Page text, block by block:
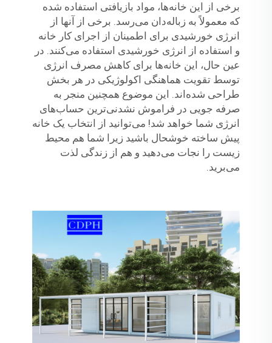
برخی از این خانه‌ها، مواد بازیافتی استفاده شده
که معمولاً به زباله‌دان می‌رسد. برخی از آنها از
انرژی خورشیدی برای اطمینان از اجرای کار خانه
و استفاده از انرژی خورشیدی استفاده می‌کنند. در
عین حال، این خانه‌ها برای کاهش مصرف انرژی
توسط تقویت هماهنگی اکولوژیکی در هر بخش
طراحی شده‌اند. این موضوع همچنین منجر به
صرفه جویی در فراموش نشدنی‌ترین حساب‌های
انرژی شما خواهد شد! می‌توانید از انتخاب یک خانه
پیش ساخته خوشحال باشید زیرا شما هم محیط
زیست را نجات می‌دهید و هم از زندگی لذت
می‌برید.